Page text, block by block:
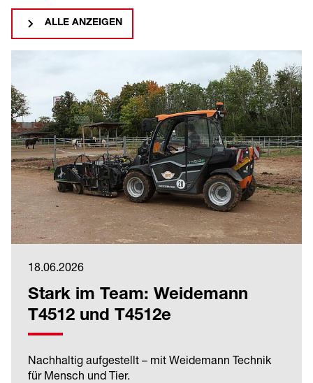
ALLE ANZEIGEN
18.06.2026
Stark im Team: Weidemann
T4512 und T4512e
Nachhaltig aufgestellt – mit Weidemann Technik
für Mensch und Tier.